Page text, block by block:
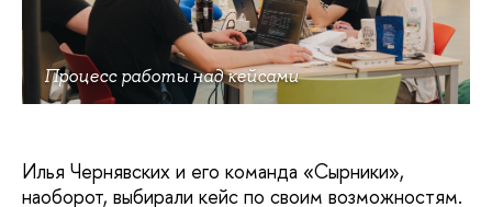
Процесс работы над кейсами
Илья Чернявских и его команда «Сырники»,
наоборот, выбирали кейс по своим возможностям.